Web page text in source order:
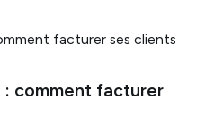
comment facturer